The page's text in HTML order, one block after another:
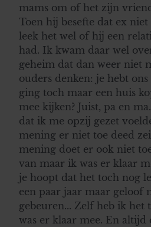
mams om of het zijn
Toen hij besefte dat ex
leek het wel of hij een
had. Ik kwam daar wel
geheim dat dan weer niet
ouders denken: je hebt ons
ging toch maar een huis
mee kijken? Juist, pa en
dat ik me opzij gezet
mening er niet toe deed
mening doet er ook niet
van maar ik was er klaar
je hoopt dat het toch nog
een paar jaar maar geloof
gebeuren... Zelf heb ik het
was er klaar mee. En altijd